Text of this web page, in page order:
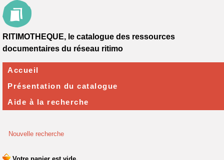
Nouvelle recherche
RITIMOTHEQUE, le catalogue des ressources
documentaires du réseau ritimo
Accueil
Présentation du catalogue
Aide à la recherche